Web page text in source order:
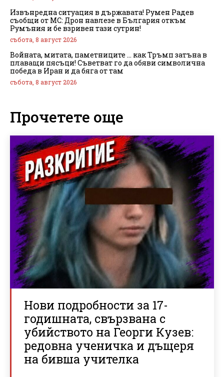
Извънредна ситуация в държавата! Румен Радев
съобщи от МС: Дрон навлезе в България откъм
Румъния и бе взривен тази сутрин!
събота, 8 август 2026
Войната, митата, паметниците … как Тръмп затъна в
плаващи пясъци! Съветват го да обяви символична
победа в Иран и да бяга от там
събота, 8 август 2026
Прочетете още
Нови подробности за 17-
годишната, свързвана с
убийството на Георги Кузев:
редовна ученичка и дъщеря
на бивша учителка